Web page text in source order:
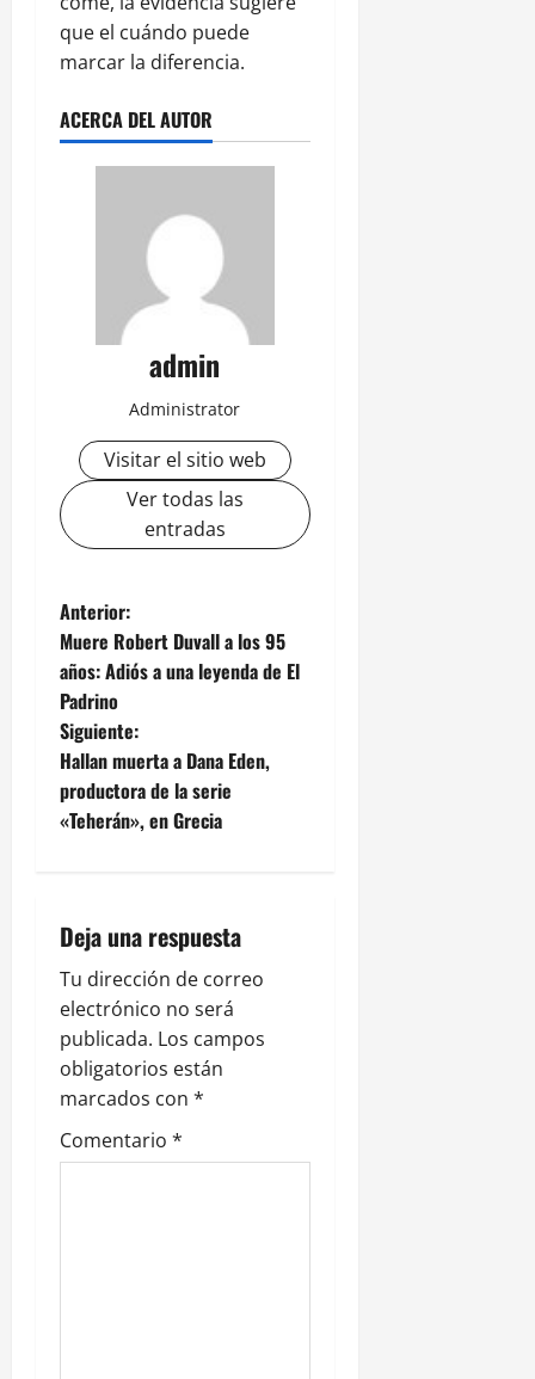
que el cuándo puede
marcar la diferencia.
ACERCA DEL AUTOR
admin
Administrator
Visitar el sitio web
Ver todas las
entradas
N
a
v
e
g
c
i
ó
n
d
e
Anterior:
Muere Robert Duvall a los 95
años: Adiós a una leyenda de El
Padrino
Siguiente:
Hallan muerta a Dana Eden,
productora de la serie
«Teherán», en Grecia
Deja una respuesta
Tu dirección de correo
electrónico no será
publicada. Los campos
obligatorios están
marcados con *
Comentario *